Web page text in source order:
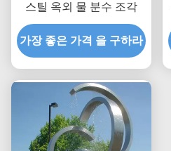
스틸 옥외 물 분수 조각
가장 좋은 가격 을 구하라